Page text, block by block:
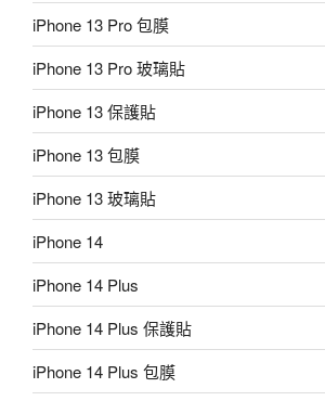
iPhone 13 Pro 包膜
iPhone 13 Pro 玻璃貼
iPhone 13 保護貼
iPhone 13 包膜
iPhone 13 玻璃貼
iPhone 14
iPhone 14 Plus
iPhone 14 Plus 保護貼
iPhone 14 Plus 包膜